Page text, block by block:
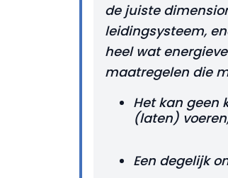
de juiste
leidingsysteem,
heel wat
maatregelen die
Het kan geen
(laten)
Een degelijk